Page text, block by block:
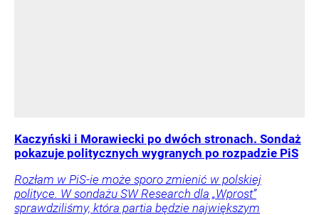
Kaczyński i Morawiecki po dwóch stronach. Sondaż
pokazuje politycznych wygranych po rozpadzie PiS
Rozłam w PiS-ie może sporo zmienić w polskiej
polityce. W sondażu SW Research dla „Wprost”
sprawdziliśmy, która partia będzie największym